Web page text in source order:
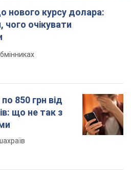
нового курсу долара:
чого очікувати
850 грн від
що не так з